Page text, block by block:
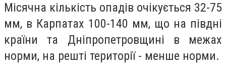
Місячна кількість опадів очікується 32-75
мм, в Карпатах 100-140 мм, що на півдні
країни та Дніпропетровщині в межах
норми, на решті території - менше норми.